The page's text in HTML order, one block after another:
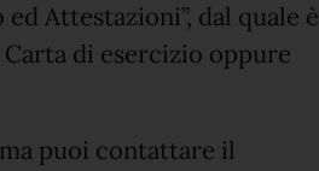
Attestazioni”, dal quale è
di esercizio oppure
puoi contattare il